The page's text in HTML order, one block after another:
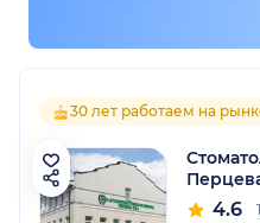
30 лет работаем на
4.6